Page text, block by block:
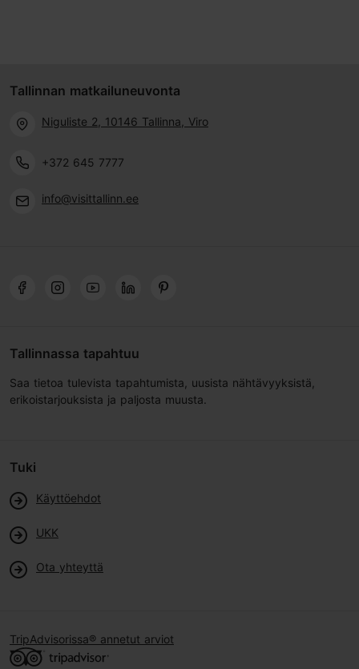
Tallinnan matkailuneuvonta
Niguliste 2, 10146 Tallinna, Viro
+372 645 7777
info@visittallinn.ee
Tallinnassa tapahtuu
Saa tietoa tulevista tapahtumista, uusista nähtävyyksistä,
erikoistarjouksista ja paljosta muusta.
Tuki
Käyttöehdot
UKK
Ota yhteyttä
TripAdvisorissa® annetut arviot